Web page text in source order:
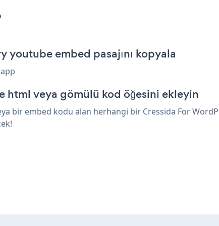
youtube embed pasajını kopyala
html veya gömülü kod öğesini ekleyin
bir embed kodu alan herhangi bir Cressida For